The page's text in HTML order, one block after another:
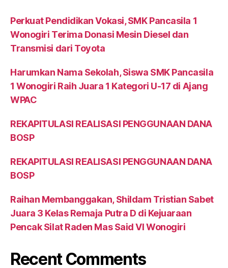
Perkuat Pendidikan Vokasi, SMK Pancasila 1
Wonogiri Terima Donasi Mesin Diesel dan
Transmisi dari Toyota
Harumkan Nama Sekolah, Siswa SMK Pancasila
1 Wonogiri Raih Juara 1 Kategori U-17 di Ajang
WPAC
REKAPITULASI REALISASI PENGGUNAAN DANA
BOSP
REKAPITULASI REALISASI PENGGUNAAN DANA
BOSP
Raihan Membanggakan, Shildam Tristian Sabet
Juara 3 Kelas Remaja Putra D di Kejuaraan
Pencak Silat Raden Mas Said VI Wonogiri
Recent Comments